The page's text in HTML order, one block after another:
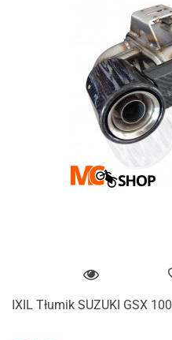
IXIL Tłumik SUZUKI GSX